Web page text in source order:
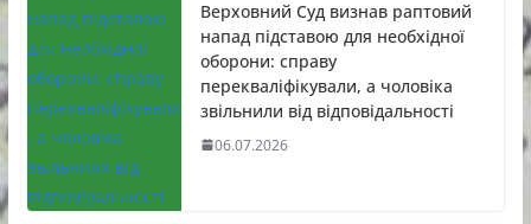
Верховний Суд визнав раптовий
напад підставою для необхідної
оборони: справу
перекваліфікували, а чоловіка
звільнили від відповідальності
06.07.2026